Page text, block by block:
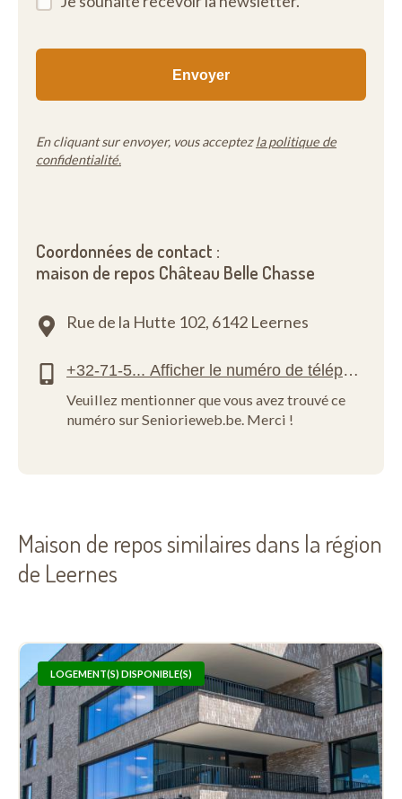
En cliquant sur envoyer, vous acceptezla politique de
confidentialité.
Coordonnées de contact :
maison de repos Château Belle Chasse
Rue de la Hutte 102, 6142 Leernes
Veuillez mentionner que vous avez trouvé ce
numéro sur Seniorieweb.be. Merci !
Maison de repos similaires dans la région
de Leernes
LOGEMENT(S) DISPONIBLE(S)